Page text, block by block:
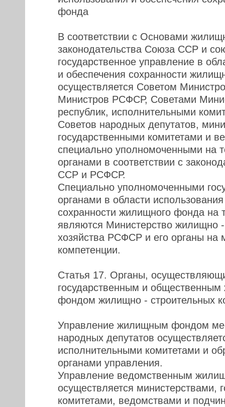
фонда
В соответствии с Основами
законодательства Союза ССР и
государственное управление в
и обеспечения сохранности
осуществляется Советом
Министров РСФСР, Советами
республик, исполнительными
Советов народных депутатов,
государственными комитетами и
специально уполномоченными на
органами в соответствии с
ССР и РСФСР.
Специально уполномоченными
органами в области
сохранности жилищного фонда на
являются Министерство жилищно
хозяйства РСФСР и его органы на
компетенции.
Статья 17. Органы,
государственным и
фондом жилищно - строительных
Управление жилищным фондом
народных депутатов
исполнительными комитетами и
органами управления.
Управление ведомственным
осуществляется министерствами,
комитетами, ведомствами и